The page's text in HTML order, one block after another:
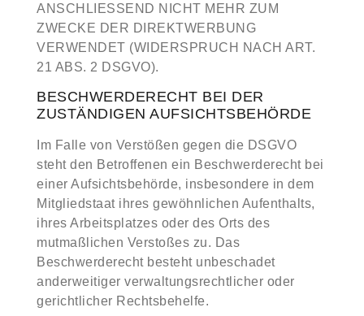
ANSCHLIESSEND NICHT MEHR ZUM
ZWECKE DER DIREKTWERBUNG
VERWENDET (WIDERSPRUCH NACH ART.
21 ABS. 2 DSGVO).
BESCHWERDE­RECHT BEI DER
ZUSTÄNDIGEN AUFSICHTS­BEHÖRDE
Im Falle von Verstößen gegen die DSGVO
steht den Betroffenen ein Beschwerderecht bei
einer Aufsichtsbehörde, insbesondere in dem
Mitgliedstaat ihres gewöhnlichen Aufenthalts,
ihres Arbeitsplatzes oder des Orts des
mutmaßlichen Verstoßes zu. Das
Beschwerderecht besteht unbeschadet
anderweitiger verwaltungsrechtlicher oder
gerichtlicher Rechtsbehelfe.